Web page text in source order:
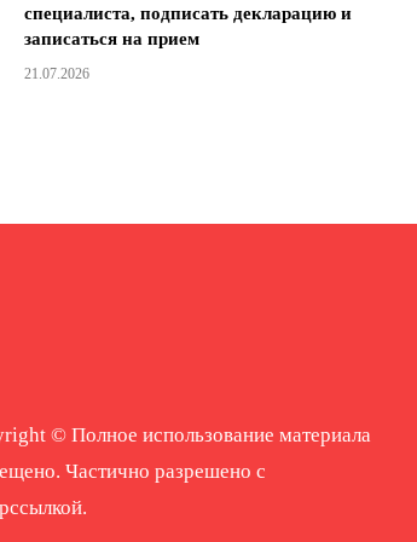
специалиста, подписать декларацию и
записаться на прием
21.07.2026
© Полное использование материала
Частично разрешено с